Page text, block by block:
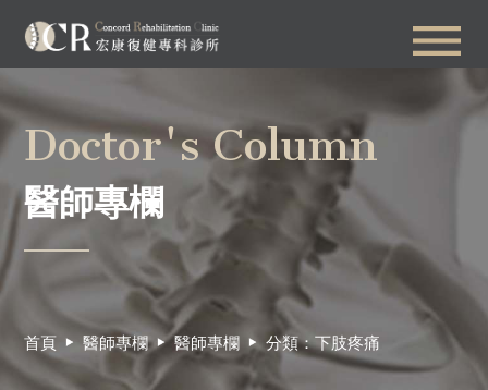
Doctor's Column
醫師專欄
首頁 醫師專欄 醫師專欄 分類：下肢疼痛